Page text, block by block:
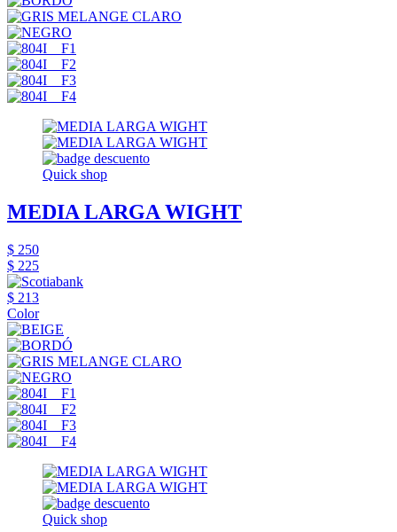
Quick shop
MEDIA LARGA WIGHT
$ 250
$ 225
$ 213
Color
Quick shop